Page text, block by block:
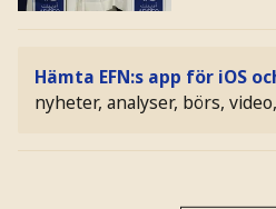
Hämta EFN:s app för iOS
nyheter, analyser, börs,